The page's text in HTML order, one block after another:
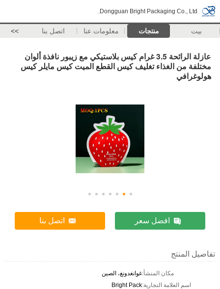
Dongguan Bright Packaging Co., Ltd.
بيت منتجات معلومات عنا اتصل بنا >>
عازلة الرائحة 3.5 غرام كيس بلاستيكي مع زيبور نافذة ألوان
مختلفة من الغذاء تغليف كيس القطع الميت كيس مايلر كيس
هولوغرافي
افضل سعر اتصل بنا
تفاصيل المنتج
مكان المنشأ:غوانغدونغ، الصين
اسم العلامة التجارية:Bright Pack